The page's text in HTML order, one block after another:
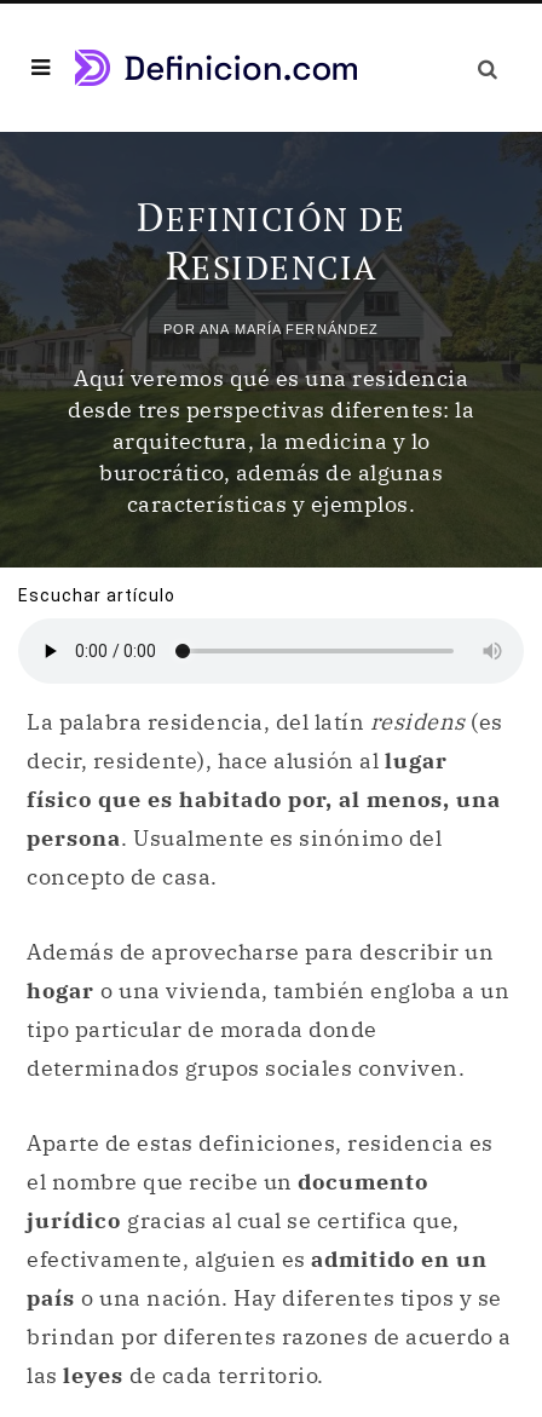
DEFINICIÓN DE
RESIDENCIA
PORANA MARÍA FERNÁNDEZ
Aquí veremos qué es una residencia
desde tres perspectivas diferentes: la
arquitectura, la medicina y lo
burocrático, además de algunas
características y ejemplos.
Escuchar artículo
La palabra residencia, del latín residens(es
decir, residente), hace alusión al lugar
físico que es habitado por, al menos, una
persona. Usualmente es sinónimo del
concepto de casa.
Además de aprovecharse para describir un
hogar o una vivienda, también engloba a un
tipo particular de morada donde
determinados grupos sociales conviven.
Aparte de estas definiciones, residencia es
el nombre que recibe un documento
jurídico gracias al cual se certifica que,
efectivamente, alguien es admitido en un
país o una nación. Hay diferentes tipos y se
brindan por diferentes razones de acuerdo a
las leyes de cada territorio.